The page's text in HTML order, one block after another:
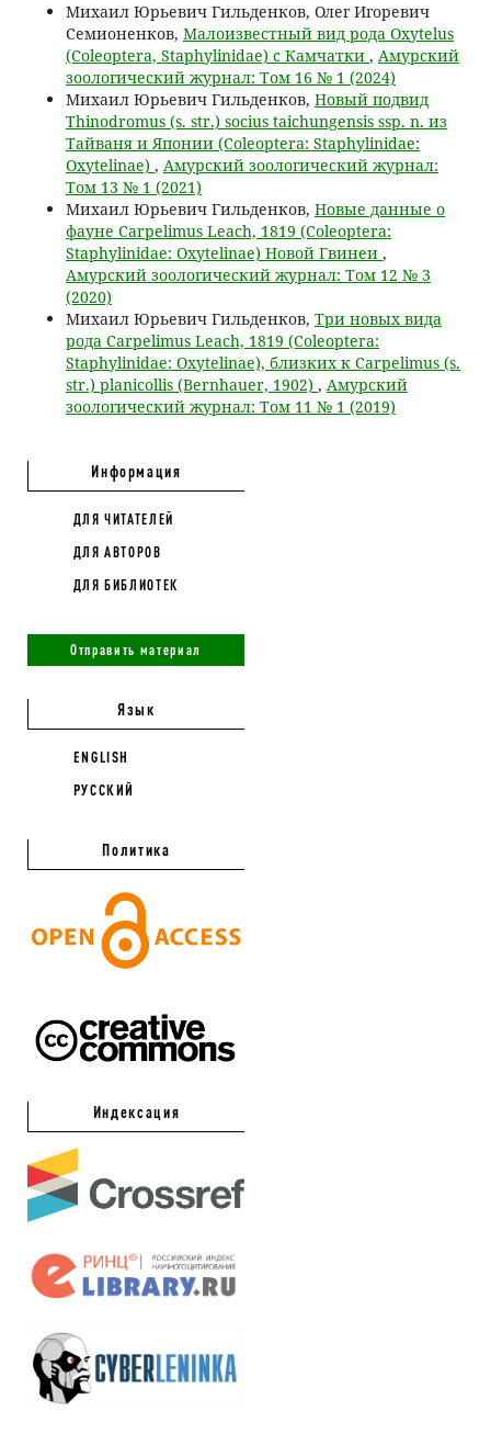
Михаил Юрьевич Гильденков, Олег Игоревич
Семионенков, Малоизвестный вид рода Oxytelus
(Coleoptera, Staphylinidae) с Камчатки , Амурский
зоологический журнал: Том 16 № 1 (2024)
Михаил Юрьевич Гильденков, Новый подвид
Thinodromus (s. str.) socius taichungensis ssp. n. из
Тайваня и Японии (Coleoptera: Staphylinidae:
Oxytelinae) , Амурский зоологический журнал:
Том 13 № 1 (2021)
Михаил Юрьевич Гильденков, Новые данные о
фауне Carpelimus Leach, 1819 (Coleoptera:
Staphylinidae: Oxytelinae) Новой Гвинеи ,
Амурский зоологический журнал: Том 12 № 3
(2020)
Михаил Юрьевич Гильденков, Три новых вида
рода Carpelimus Leach, 1819 (Coleoptera:
Staphylinidae: Oxytelinae), близких к Carpelimus (s.
str.) planicollis (Bernhauer, 1902) , Амурский
зоологический журнал: Том 11 № 1 (2019)
Информация
ДЛЯ ЧИТАТЕЛЕЙ
ДЛЯ АВТОРОВ
ДЛЯ БИБЛИОТЕК
Отправить материал
Язык
ENGLISH
РУССКИЙ
Политика
Индексация